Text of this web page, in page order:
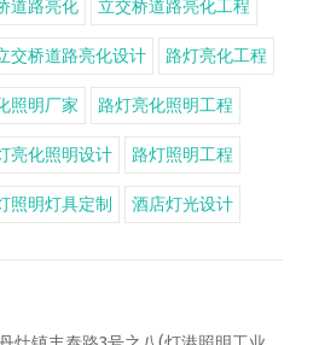
道路亮化 立交桥道路亮化工程
交桥道路亮化设计 路灯亮化工程
照明厂家 路灯亮化照明工程
亮化照明设计 路灯照明工程
照明灯具定制 酒店灯光设计